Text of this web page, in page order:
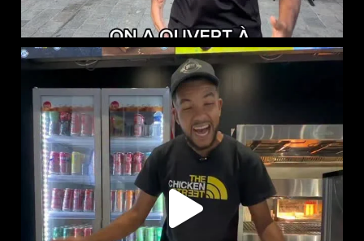
RED BULL PÊCHE BLANCHE ET CLASSIQUE DISPONIBLES...
61 1